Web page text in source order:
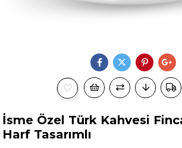
İsme Özel Türk Kahvesi
Harf Tasarımlı